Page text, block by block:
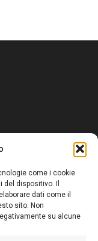
come i cookie
dispositivo. Il
dati come il
sito. Non
su alcune
“liberamente” i
occhio rivolto al